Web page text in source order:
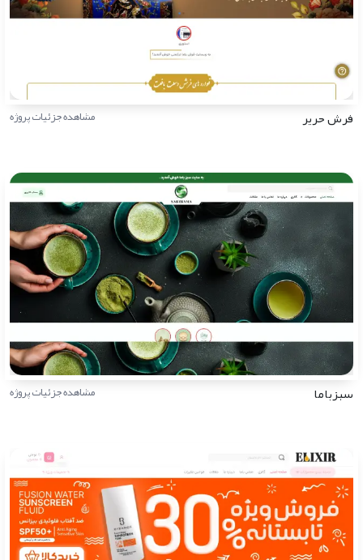
فرش حریر مشاهده جزئیات پروژه
سبزباما مشاهده جزئیات پروژه